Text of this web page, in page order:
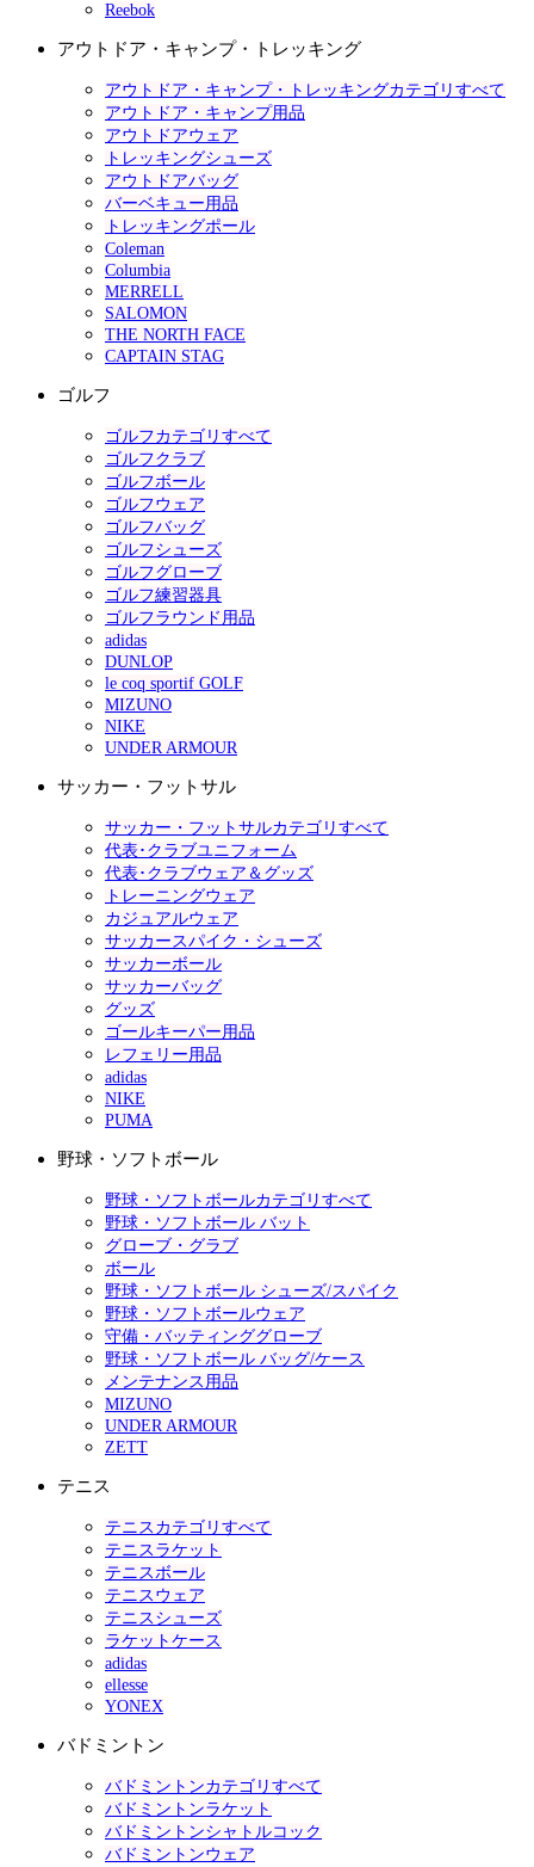
Reebok
アウトドア・キャンプ・トレッキング
アウトドア・キャンプ・トレッキングカテゴリすべて
アウトドア・キャンプ用品
アウトドアウェア
トレッキングシューズ
アウトドアバッグ
バーベキュー用品
トレッキングポール
Coleman
Columbia
MERRELL
SALOMON
THE NORTH FACE
CAPTAIN STAG
ゴルフ
ゴルフカテゴリすべて
ゴルフクラブ
ゴルフボール
ゴルフウェア
ゴルフバッグ
ゴルフシューズ
ゴルフグローブ
ゴルフ練習器具
ゴルフラウンド用品
adidas
DUNLOP
le coq sportif GOLF
MIZUNO
NIKE
UNDER ARMOUR
サッカー・フットサル
サッカー・フットサルカテゴリすべて
代表･クラブユニフォーム
代表･クラブウェア＆グッズ
トレーニングウェア
カジュアルウェア
サッカースパイク・シューズ
サッカーボール
サッカーバッグ
グッズ
ゴールキーパー用品
レフェリー用品
adidas
NIKE
PUMA
野球・ソフトボール
野球・ソフトボールカテゴリすべて
野球・ソフトボール バット
グローブ・グラブ
ボール
野球・ソフトボール シューズ/スパイク
野球・ソフトボールウェア
守備・バッティンググローブ
野球・ソフトボール バッグ/ケース
メンテナンス用品
MIZUNO
UNDER ARMOUR
ZETT
テニス
テニスカテゴリすべて
テニスラケット
テニスボール
テニスウェア
テニスシューズ
ラケットケース
adidas
ellesse
YONEX
バドミントン
バドミントンカテゴリすべて
バドミントンラケット
バドミントンシャトルコック
バドミントンウェア